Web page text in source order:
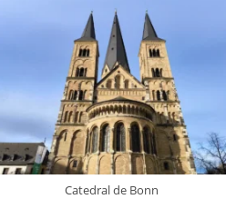
Catedral de Bonn